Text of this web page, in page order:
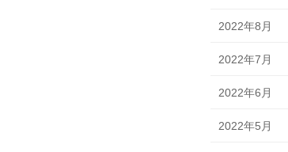
2022年8月
2022年7月
2022年6月
2022年5月